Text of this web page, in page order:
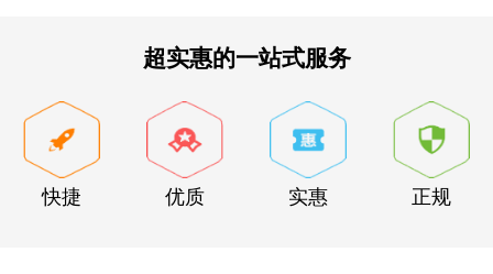
超实惠的一站式服务
快捷 优质 实惠 正规